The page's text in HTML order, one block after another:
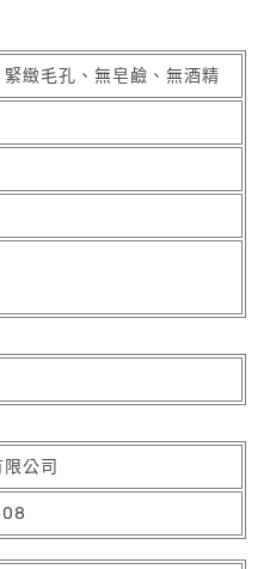
緻毛孔、無皂鹼、無酒精
公司